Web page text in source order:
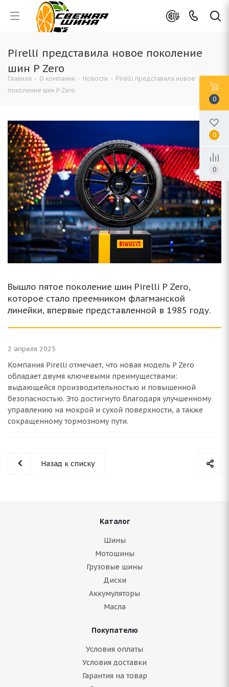
Pirelli представила новое поколение
шин P Zero
Главная - О компании - Новости - Pirelli представила новое
поколение шин P Zero
Вышло пятое поколение шин Pirelli P Zero,
которое стало преемником флагманской
линейки, впервые представленной в 1985 году.
2 апреля 2025
Компания Pirelli отмечает, что новая модель P Zero
обладает двумя ключевыми преимуществами:
выдающейся производительностью и повышенной
безопасностью. Это достигнуто благодаря улучшенному
управлению на мокрой и сухой поверхности, а также
сокращенному тормозному пути.
Назад к списку
Каталог
Шины
Мотошины
Грузовые шины
Диски
Аккумуляторы
Масла
Покупателю
Условия оплаты
Условия доставки
Гарантия на товар
0
0
0